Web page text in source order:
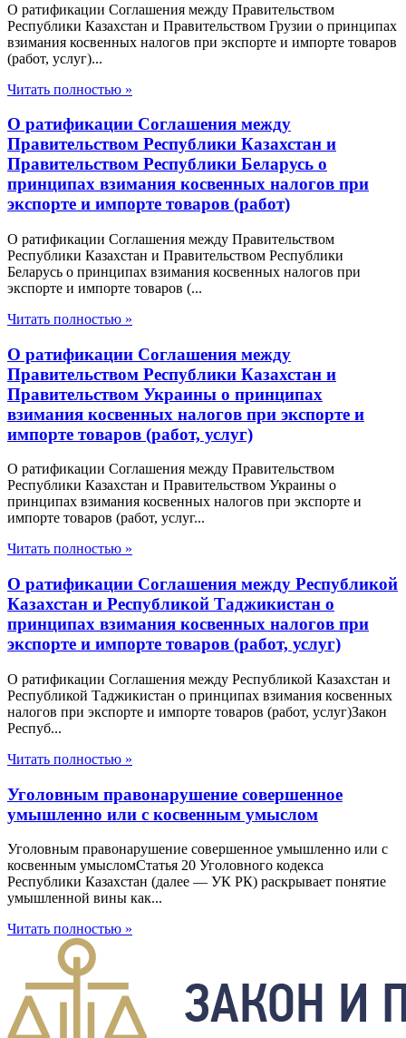
О ратификации Соглашения между Правительством
Республики Казахстан и Правительством Грузии о принципах
взимания косвенных налогов при экспорте и импорте товаров
(работ, услуг)...
Читать полностью »
О ратификации Соглашения между
Правительством Республики Казахстан и
Правительством Республики Беларусь о
принципах взимания косвенных налогов при
экспорте и импорте товаров (работ)
О ратификации Соглашения между Правительством
Республики Казахстан и Правительством Республики
Беларусь о принципах взимания косвенных налогов при
экспорте и импорте товаров (...
Читать полностью »
О ратификации Соглашения между
Правительством Республики Казахстан и
Правительством Украины о принципах
взимания косвенных налогов при экспорте и
импорте товаров (работ, услуг)
О ратификации Соглашения между Правительством
Республики Казахстан и Правительством Украины о
принципах взимания косвенных налогов при экспорте и
импорте товаров (работ, услуг...
Читать полностью »
О ратификации Соглашения между Республикой
Казахстан и Республикой Таджикистан о
принципах взимания косвенных налогов при
экспорте и импорте товаров (работ, услуг)
О ратификации Соглашения между Республикой Казахстан и
Республикой Таджикистан о принципах взимания косвенных
налогов при экспорте и импорте товаров (работ, услуг)Закон
Респуб...
Читать полностью »
Уголовным правонарушение совершенное
умышленно или с косвенным умыслом
Уголовным правонарушение совершенное умышленно или с
косвенным умысломСтатья 20 Уголовного кодекса
Республики Казахстан (далее — УК РК) раскрывает понятие
умышленной вины как...
Читать полностью »